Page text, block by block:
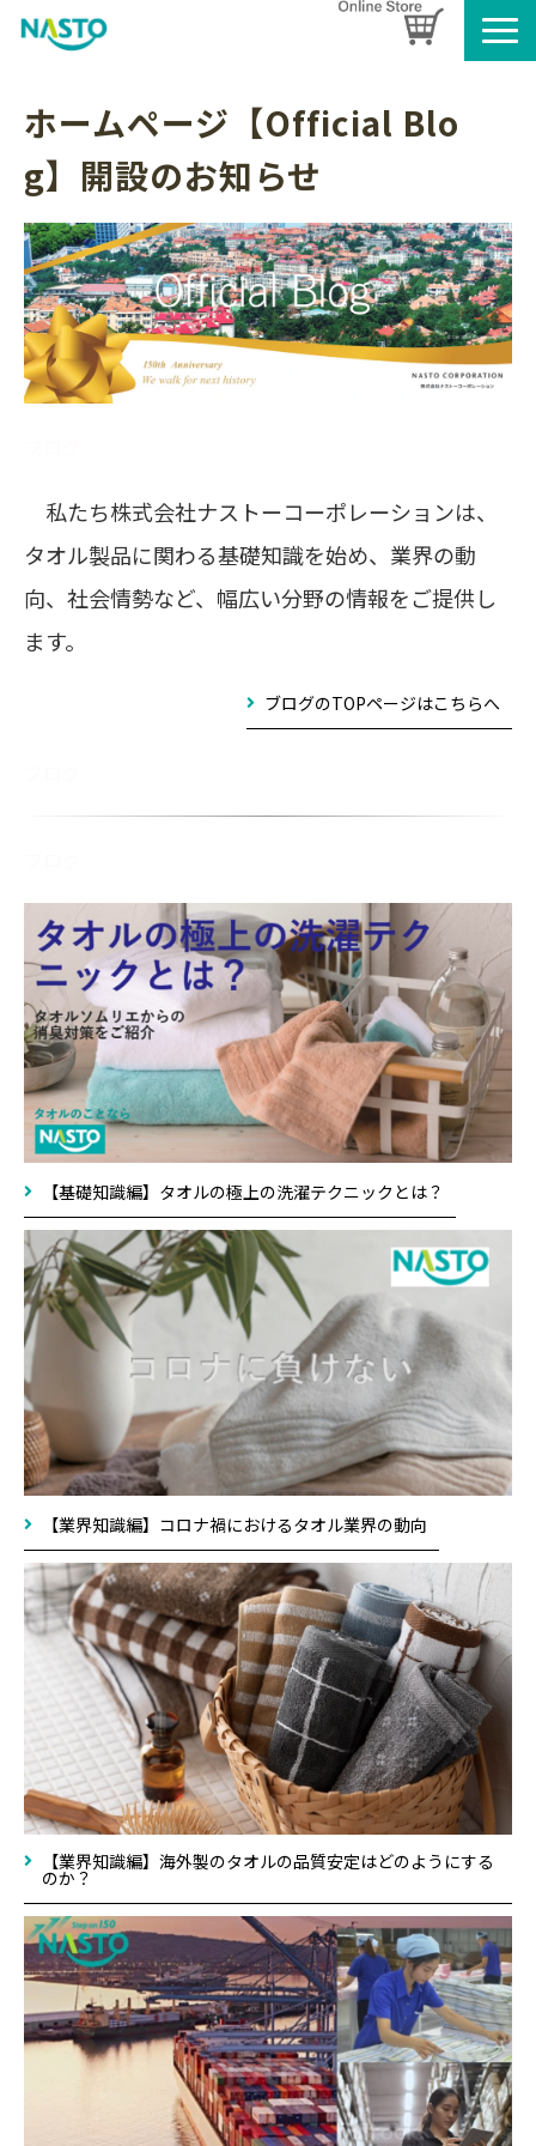
製品情報
お知らせ
名入れタオルのご案内
採用情報
SDGsへの取り組み
ホームページ【Official Blo
g】開設のお知らせ
私たち株式会社ナストーコーポレーションは、
タオル製品に関わる基礎知識を始め、業界の動
向、社会情勢など、幅広い分野の情報をご提供し
ます。
ブログのTOPページはこちらへ
【基礎知識編】タオルの極上の洗濯テクニックとは？
【業界知識編】コロナ禍におけるタオル業界の動向
【業界知識編】海外製のタオルの品質安定はどのようにする
のか？